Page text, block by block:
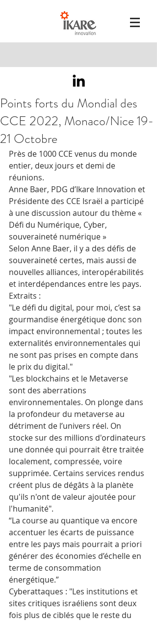
Points forts du Mondial des
CCE 2022, Monaco/Nice 19-
21 Octobre
Près de 1000 CCE venus du monde
entier, deux jours et demi de
réunions.
Anne Baer, PDG d’Ikare Innovation et
Présidente des CCE Israël a participé
à une discussion autour du thème «
Défi du Numérique, Cyber,
souveraineté numérique »
Selon Anne Baer, il y a des défis de
souveraineté certes, mais aussi de
nouvelles alliances, interopérabilités
et interdépendances entre les pays.
Extraits :
"Le défi du digital, pour moi, c’est sa
gourmandise énergétique donc son
impact environnemental ; toutes les
externalités environnementales qui
ne sont pas prises en compte dans
le prix du digital."
"Les blockchains et le Metaverse
sont des aberrations
environnementales. On plonge dans
la profondeur du metaverse au
détriment de l’univers réel. On
stocke sur des millions d'ordinateurs
une donnée qui pourrait être traitée
localement, compressée, voire
supprimée. Certains services rendus
créent plus de dégâts à la planète
qu'ils n'ont de valeur ajoutée pour
l'humanité".
“La course au quantique va encore
accentuer les écarts de puissance
entre les pays mais pourrait a priori
générer des économies d’échelle en
terme de consommation
énergétique.”
Cyberattaques : "Les institutions et
sites critiques israéliens sont deux
fois plus de ciblés que le reste du